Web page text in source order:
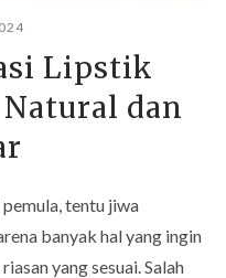
Lipstik
dan
tentu jiwa
banyak hal yang ingin
yang sesuai. Salah